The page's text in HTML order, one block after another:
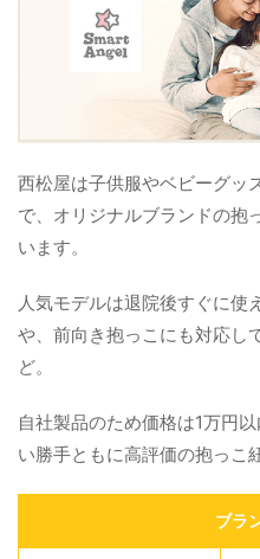
西松屋は子供服やベビーグッ
で、オリジナルブランドの抱
います。
人気モデルは退院後すぐに使
や、前向き抱っこにも対応し
ど。
自社製品のため価格は1万円
い勝手ともに高評価の抱っこ
ブラ